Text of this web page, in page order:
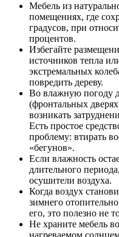
Мебель из
помещениях, где
градусов, при
процентов.
Избегайте
источников тепла
экстремальных
повредить дереву.
Во влажную погоду
(фронтальных
возникать
Есть простое
проблему: втирать
«бегунов».
Если влажность
длительного
осушители воздуха.
Когда воздух
зимнего
его, это полезно не
Не храните мебель
нагреваемом